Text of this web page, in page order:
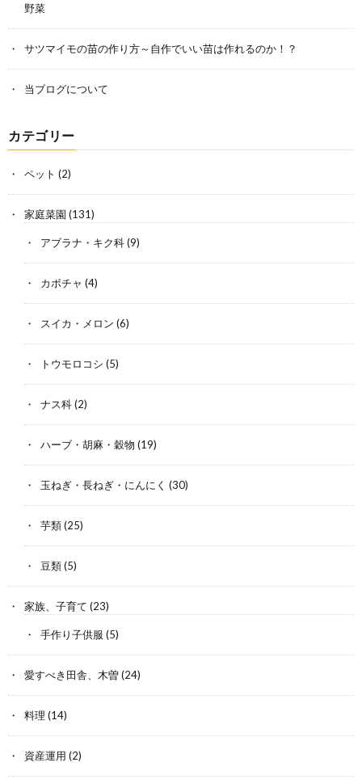
野菜
サツマイモの苗の作り方～自作でいい苗は作れるのか！？
当ブログについて
カテゴリー
ペット (2)
家庭菜園 (131)
アブラナ・キク科(9)
カボチャ (4)
スイカ・メロン (6)
トウモロコシ (5)
ナス科(2)
ハーブ・胡麻・穀物 (19)
玉ねぎ・長ねぎ・にんにく (30)
芋類(25)
豆類(5)
家族、子育て (23)
手作り子供服 (5)
愛すべき田舎、木曽(24)
料理 (14)
資産運用 (2)